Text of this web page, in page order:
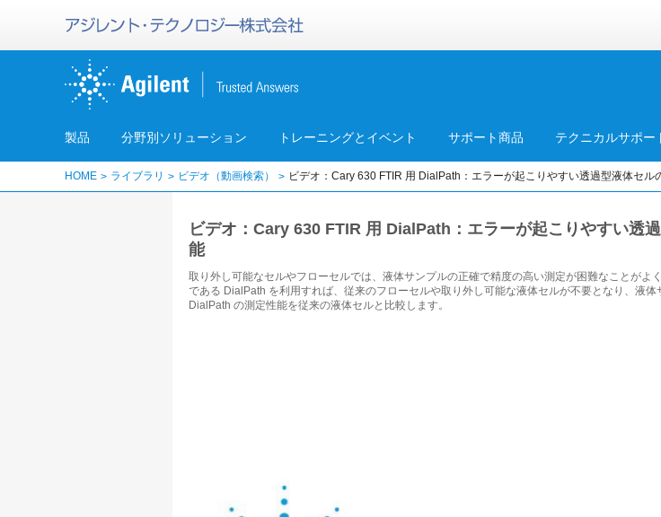
製品 分野別ソリューション トレーニングとイベント サポート商品 テクニカルサポー
HOME ライブラリ ビデオ（動画検索） ビデオ：Cary 630 FTIR 用 DialPath：エラーが起こりやすい透過型液体セ
ビデオ：Cary 630 FTIR 用 DialPath：エラーが起こりやすい透
能
取り外し可能なセルやフローセルでは、液体サンプルの正確で精度の高い測定が困難なことが
である DialPath を利用すれば、従来のフローセルや取り外し可能な液体セルが不要となり、液
DialPath の測定性能を従来の液体セルと比較します。